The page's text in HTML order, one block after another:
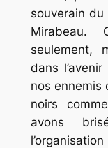
souverain
Mirabeau.
seulement,
dans
nos ennemis
noirs
avons